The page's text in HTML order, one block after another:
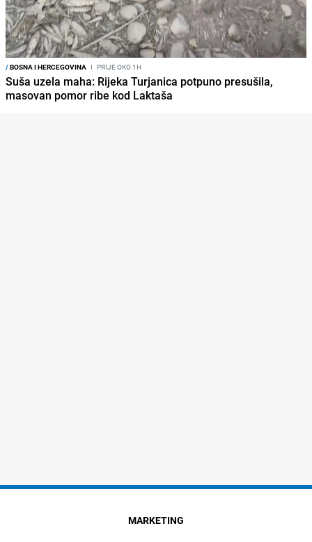
/BOSNA I HERCEGOVINA I PRIJE OKO 1H
Suša uzela maha: Rijeka Turjanica potpuno presušila,
masovan pomor ribe kod Laktaša
MARKETING